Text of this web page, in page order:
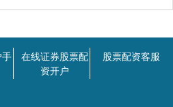
在线证券股票配
资开户
股票配资客服